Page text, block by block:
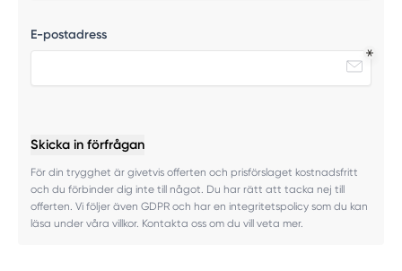
E-postadress
Skicka in förfrågan
För din trygghet är givetvis offerten och prisförslaget kostnadsfritt
och du förbinder dig inte till något. Du har rätt att tacka nej till
offerten. Vi följer även GDPR och har en integritetspolicy som du kan
läsa under våra villkor. Kontakta oss om du vill veta mer.